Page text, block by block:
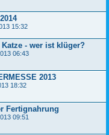
15:32
Katze - wer ist klüger?
06:43
2013
18:32
Fertignahrung
09:51